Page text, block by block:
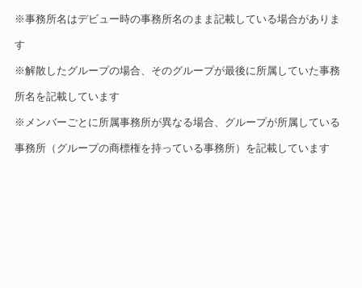
※事務所名はデビュー時の事務所名のまま記載している場合がありま
す
※解散したグループの場合、そのグループが最後に所属していた事務
所名を記載しています
※メンバーごとに所属事務所が異なる場合、グループが所属している
事務所（グループの商標権を持っている事務所）を記載しています